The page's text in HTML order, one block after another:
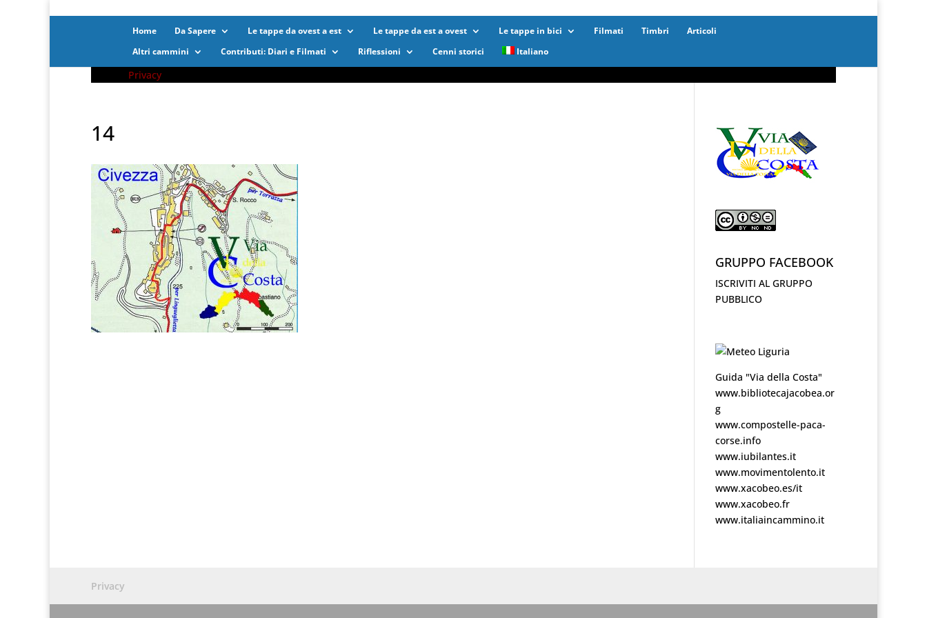
Privacy
Home Da Sapere Le tappe da ovest a est Le tappe da est a ovest Le tappe in bici Filmati Timbri
Articoli
Altri cammini
Contributi: Diari e Filmati Riflessioni Cenni storici Italiano
14
GRUPPO FACEBOOK
ISCRIVITI AL GRUPPO
PUBBLICO
Guida "Via della Costa"
www.bibliotecajacobea.or
g
www.compostelle-paca-
corse.info
www.iubilantes.it
www.movimentolento.it
www.xacobeo.es/it
www.xacobeo.fr
www.italiaincammino.it
Privacy